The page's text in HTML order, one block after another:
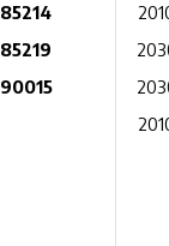
85214
85219
90015